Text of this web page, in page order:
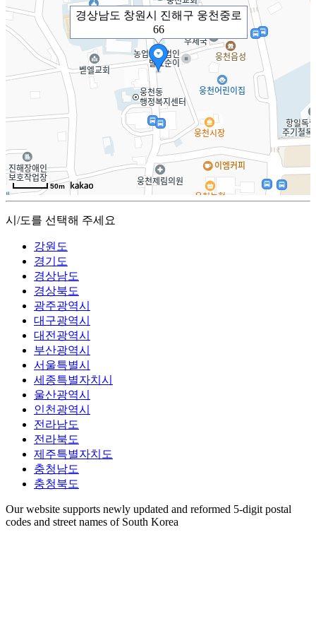
경상남도 창원시 진해구 웅천중로
66
50m
시/도를 선택해 주세요
강원도
경기도
경상남도
경상북도
광주광역시
대구광역시
대전광역시
부산광역시
서울특별시
세종특별자치시
울산광역시
인천광역시
전라남도
전라북도
제주특별자치도
충청남도
충청북도
Our website supports newly updated and reformed 5-digit postal
codes and street names of South Korea